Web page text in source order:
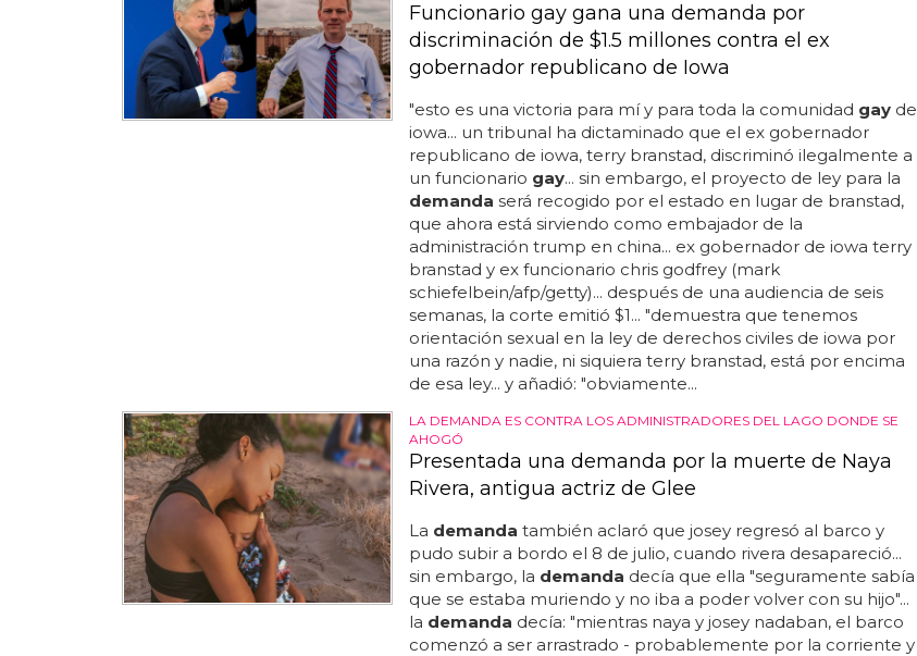
Funcionario gay gana una demanda por
discriminación de $1.5 millones contra el ex
gobernador republicano de Iowa
"esto es una victoria para mí y para toda la comunidad gayde
iowa... un tribunal ha dictaminado que el ex gobernador
republicano de iowa, terry branstad, discriminó ilegalmente a
un funcionario gay... sin embargo, el proyecto de ley para la
demanda será recogido por el estado en lugar de branstad,
que ahora está sirviendo como embajador de la
administración trump en china... ex gobernador de iowa terry
branstad y ex funcionario chris godfrey (mark
schiefelbein/afp/getty)... después de una audiencia de seis
semanas, la corte emitió $1... "demuestra que tenemos
orientación sexual en la ley de derechos civiles de iowa por
una razón y nadie, ni siquiera terry branstad, está por encima
de esa ley... y añadió: "obviamente...
LA DEMANDA ES CONTRA LOS ADMINISTRADORES DEL LAGO DONDE SE
AHOGÓ
Presentada una demanda por la muerte de Naya
Rivera, antigua actriz de Glee
La demanda también aclaró que josey regresó al barco y
pudo subir a bordo el 8 de julio, cuando rivera desapareció...
sin embargo, la demanda decía que ella "seguramente sabía
que se estaba muriendo y no iba a poder volver con su hijo"...
la demanda decía: "mientras naya y josey nadaban, el barco
comenzó a ser arrastrado - probablemente por la corriente y